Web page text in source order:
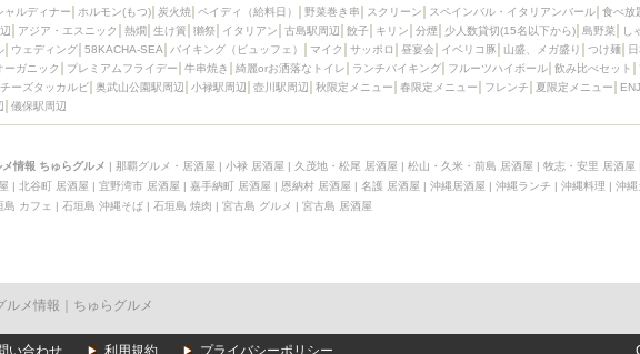
ャルディナー ホルモン(もつ) 炭火焼 ペイディ（給料日） 野菜巻き串 スクリーン スペインバル・イタリアンバール 食べ放
アジア・エスニック 熱燗 生け簀 獺祭 イタリアン 古島駅周辺 餃子 キリン 分煙 少人数貸切(15名以下から) 島野菜 し
ウェディング 58KACHA-SEA バイキング（ビュッフェ） マイク サッポロ 昼宴会 イベリコ豚 山盛、メガ盛り つけ麺
ーガニック プレミアムフライデー 牛串焼き 綺麗orお洒落なトイレ ランチバイキング フルーツハイボール 飲み比べセット
チーズタッカルビ 奥武山公園駅周辺 小禄駅周辺 壺川駅周辺 秋限定メニュー 春限定メニュー フレンチ 夏限定メニュー
儀保駅周辺
情報 ちゅらグルメ | 那覇グルメ・居酒屋 | 小禄 居酒屋 | 久茂地・松尾 居酒屋 | 松山・久米・前島 居酒屋 | 牧志・安里 居酒屋
| 北谷町 居酒屋 | 宜野湾市 居酒屋 | 嘉手納町 居酒屋 | 恩納村 居酒屋 | 名護 居酒屋 | 沖縄居酒屋 | 沖縄ランチ | 沖縄料理 | 沖縄
島 カフェ | 石垣島 沖縄そば | 石垣島 焼肉 | 宮古島 グルメ | 宮古島 居酒屋
ルメ情報｜ちゅらグルメ
い合わせ 利用規約 プライバシーポリシー